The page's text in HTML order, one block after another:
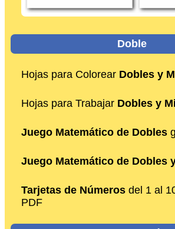
Doble
Hojas para Colorear Dobles y
Hojas para Trabajar Dobles y
Juego Matemático de Dobles
Juego Matemático de Dobles
Tarjetas de Números del 1 al
PDF